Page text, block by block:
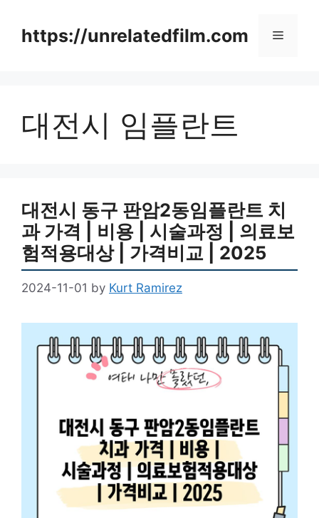
contenthttps://unrelatedfilm.com Menu
대전시 임플란트
대전시 동구 판암2동임플란트 치
과 가격 | 비용 | 시술과정 | 의료보
험적용대상 | 가격비교 | 2025
2024-11-01 by Kurt Ramirez